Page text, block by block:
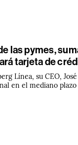
las pymes,
tarjeta de
Línea, su CEO,
en el mediano plazo